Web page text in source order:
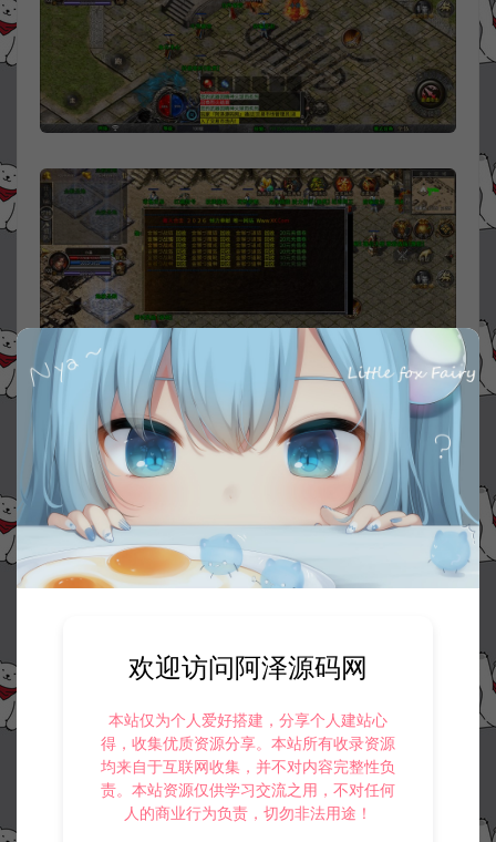
欢迎访问阿泽源码网
本站仅为个人爱好搭建，分享个人建站心
得，收集优质资源分享。本站所有收录资源
均来自于互联网收集，并不对内容完整性负
责。本站资源仅供学习交流之用，不对任何
人的商业行为负责，切勿非法用途！